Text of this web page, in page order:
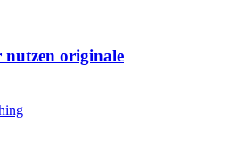
originale